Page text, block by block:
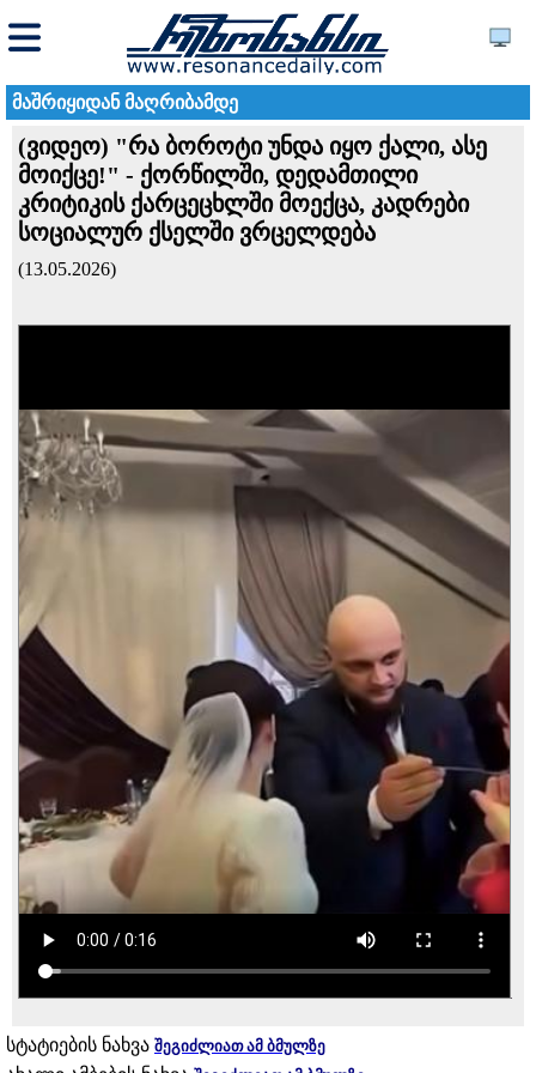
მაშრიყიდან მაღრიბამდე
(ვიდეო) "რა ბოროტი უნდა იყო ქალი, ასე
მოიქცე!" - ქორწილში, დედამთილი
კრიტიკის ქარცეცხლში მოექცა, კადრები
სოციალურ ქსელში ვრცელდება
(13.05.2026)
სტატიების ნახვა შეგიძლიათ ამ ბმულზე